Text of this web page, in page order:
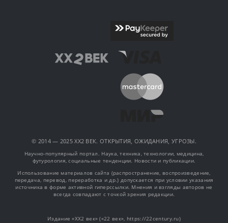
© 2014 — 2025 XX2 ВЕК. ОТКРЫТИЯ, ОЖИДАНИЯ, УГРОЗЫ.
Научно-популярный портал. Наука, техника, технологии, медицина,
футурология, социальные тенденции. Новости и публикации.
Использование материалов сайта (распространение, воспроизведение,
передача, перевод, переработка и др.) допускается при условии указания
источника в форме активной гиперссылки. Мнения и взгляды авторов не
всегда совпадают с точкой зрения редакции.
Издание «XX2 век» («22 век», https://22century.ru)